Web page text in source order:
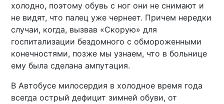
холодно, поэтому обувь с ног они не снимают и
не видят, что палец уже чернеет. Причем нередки
случаи, когда, вызвав «Скорую» для
госпитализации бездомного с обмороженными
конечностями, позже мы узнаем, что в больнице
ему была сделана ампутация.
В Автобусе милосердия в холодное время года
всегда острый дефицит зимней обуви, от